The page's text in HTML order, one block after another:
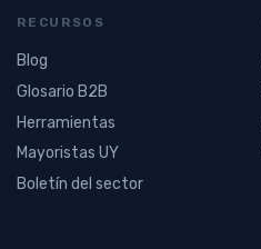
RECURSOS
Blog
Glosario B2B
Herramientas
Mayoristas UY
Boletín del sector